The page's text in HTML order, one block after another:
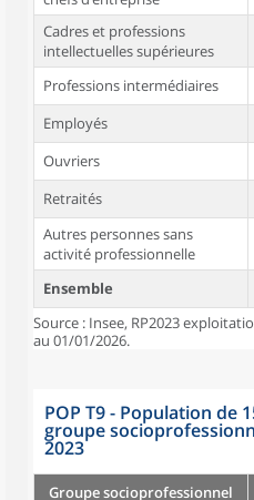
Cadres et professions
intellectuelles supérieures
Professions intermédiaires
Employés
Ouvriers
Retraités
Autres personnes sans
activité professionnelle
Ensemble
Source : Insee, RP2023
au 01/01/2026.
POP T9 - Population de
groupe
2023
Groupe socioprofessionnel